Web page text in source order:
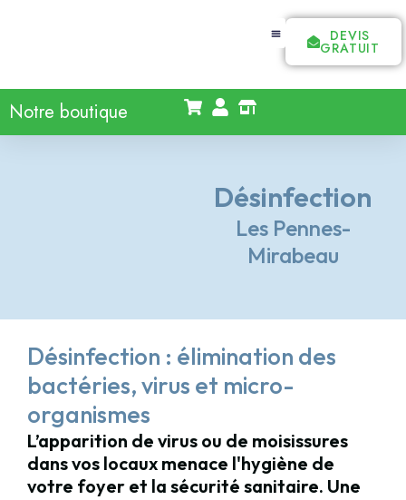
DEVIS
GRATUIT
Notre boutique
Désinfection
Les Pennes-
Mirabeau
Désinfection : élimination des
bactéries, virus et micro-
organismes
L’apparition de virus ou de moisissures
dans vos locaux menace l'hygiène de
votre foyer et la sécurité sanitaire. Une